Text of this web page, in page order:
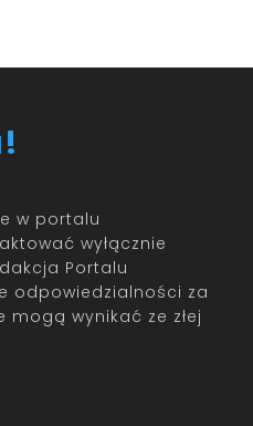
w portalu
wyłącznie
Portalu
odpowiedzialności za
mogą wynikać ze złej